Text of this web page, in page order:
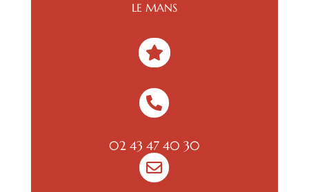
LE MANS


02 43 47 40 30
